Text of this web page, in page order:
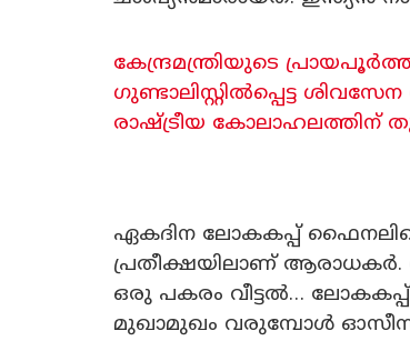
കേന്ദ്രമന്ത്രിയുടെ
ഗുണ്ടാലിസ്റ്റില്‍പ്പെട്ട
രാഷ്ട്രീയ കോലാഹലത്തിന്
ഏകദിന ലോകകപ്പ്
പ്രതീക്ഷയിലാണ്
ഒരു പകരം വീട്ടൽ…
മുഖാമുഖം വരുമ്പോൾ ഓസീസ്